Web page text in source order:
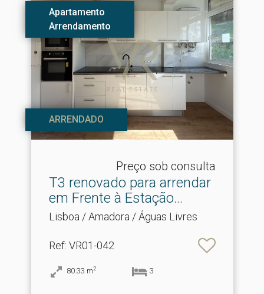
Apartamento
Arrendamento
ARRENDADO
Preço sob consulta
T3 renovado para arrendar
em Frente à Estação.​..
Lisboa / Amadora / Águas Livres
Ref: VR01-042
80.33 m2 3